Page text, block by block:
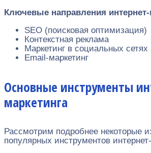
Ключевые направления интернет-
SEO (поисковая оптимизация)
Контекстная реклама
Маркетинг в социальных сетях
Email-маркетинг
Основные инструменты
маркетинга
Рассмотрим подробнее некоторые
популярных инструментов